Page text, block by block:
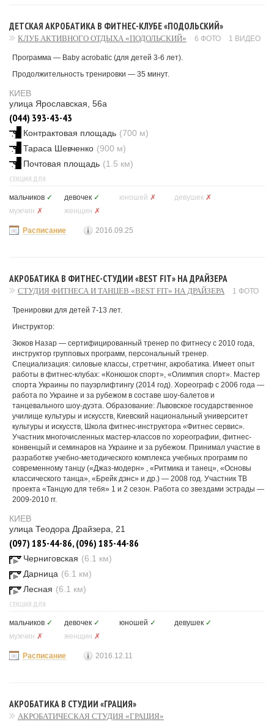
ДЕТСКАЯ АКРОБАТИКА В ФИТНЕС-КЛУБЕ «ПОДОЛЬСКИЙ»
КЛУБ АКТИВНОГО ОТДЫХА «ПОДОЛЬСКИЙ» 6 ФОТО 1 ВИДЕО
Программа — Baby acrobatic (для детей 3-6 лет).
Продолжительность тренировки — 35 минут.
КИЕВ
улица Ярославская, 56а
(044) 393-43-43
Контрактовая площадь (700 м)
Тараса Шевченко (900 м)
Почтовая площадь (1.5 км)
СЕКЦИЯ ДЛЯ
мальчиков ✓ девочек ✓ юношей ✗ девушек ✗
мужчин ✗ женщин ✗
Расписание 2016.09.25
АКРОБАТИКА В ФИТНЕС-СТУДИИ «BEST FIT» НА ДРАЙЗЕРА
СТУДИЯ ФИТНЕСА И ТАНЦЕВ «BEST FIT» НА ДРАЙЗЕРА 1 ФОТО
Тренировки для детей 7-13 лет.
Инструктор:
Зюков Назар — сертифицированный тренер по фитнесу с 2010 года,
инструктор групповых программ, персональный тренер.
Специализация: силовые классы, стретчинг, акробатика. Имеет опыт
работы в фитнес-клубах: «Конюшок спорт», «Олимпия спорт». Мастер
спорта Украины по пауэрлифтингу (2014 год). Хореограф с 2006 года —
работа по Украине и за рубежом в составе шоу-балетов и
танцевального шоу-дуэта. Образование: Львовское государственное
училище культуры и искусств, Киевский национальный университет
культуры и искусств, Школа фитнес-инструктора «Фитнес сервис».
Участник многочисленных мастер-классов по хореографии, фитнес-
конвенцый и семинаров на Украине и за рубежом. Принимал участие в
разработке учебно-методического комплекса учебных программ по
современному танцу («Джаз-модерн» , «Ритмика и танец», «Основы
классического танца», «Брейк дэнс» и др.) — 2008 год. Участник ТВ
проекта «Танцую для тебя» 1 и 2 сезон. Работа со звездами эстрады —
2009-2010 гг.
КИЕВ
улица Теодора Драйзера, 21
(097) 185-44-86, (096) 185-44-86
Черниговская (6.1 км)
Дарница (6.1 км)
Лесная (6.1 км)
СЕКЦИЯ ДЛЯ
мальчиков ✓ девочек ✓ юношей ✓ девушек ✓
мужчин ✗ женщин ✗
Расписание 2016.12.11
АКРОБАТИКА В СТУДИИ «ГРАЦИЯ»
АКРОБАТИЧЕСКАЯ СТУДИЯ «ГРАЦИЯ»